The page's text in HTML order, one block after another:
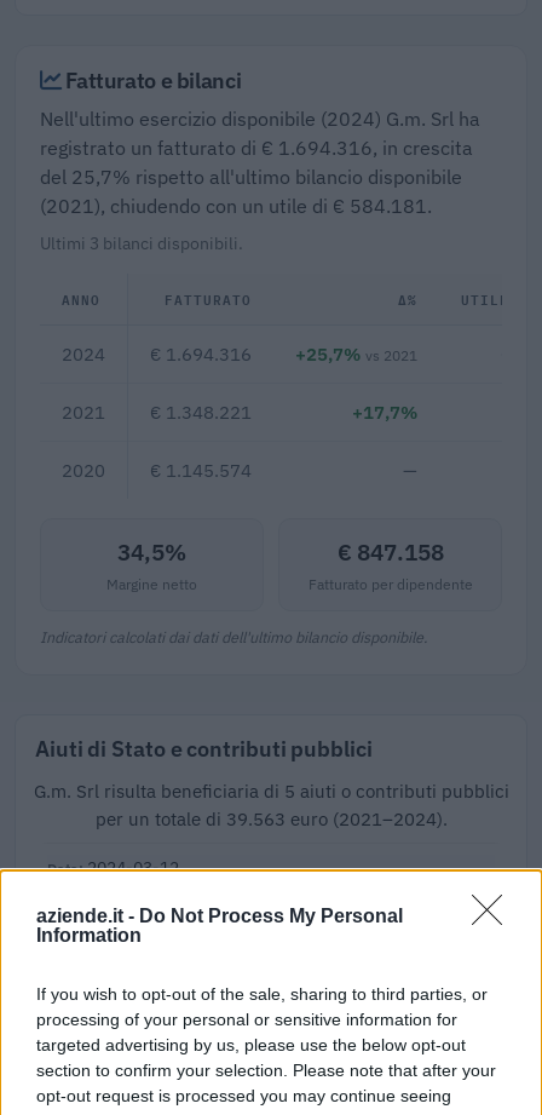
aziende.it - Do Not Process My Personal
Information
If you wish to opt-out of the sale, sharing to third parties, or
processing of your personal or sensitive information for
targeted advertising by us, please use the below opt-out
section to confirm your selection. Please note that after your
opt-out request is processed you may continue seeing
Fatturato e bilanci
Nell'ultimo esercizio disponibile (2024) G.m. Srl ha
registrato un fatturato di € 1.694.316, in crescita
del 25,7% rispetto all'ultimo bilancio disponibile
(2021), chiudendo con un utile di € 584.181.
Ultimi 3 bilanci disponibili.
ANNO FATTURATO Δ% UTILE/
2024 € 1.694.316 +25,7% vs 2021
2021 € 1.348.221 +17,7%
2020 € 1.145.574 —
34,5%
Margine netto
€ 847.158
Fatturato per dipendente
Indicatori calcolati dai dati dell'ultimo bilancio disponibile.
Aiuti di Stato e contributi pubblici
G.m. Srl risulta beneficiaria di 5 aiuti o contributi pubblici
per un totale di 39.563 euro (2021–2024).
2024-03-12
[decisione su SA.100155 e modifiche (estensione
temporale al 30.6.22) ai sensi
11.945 euro
2023-05-30
Contributo a fondo perduto [e modifiche ai sensi
della decisione SA. 62668 e decisione C(2022) 171 final)